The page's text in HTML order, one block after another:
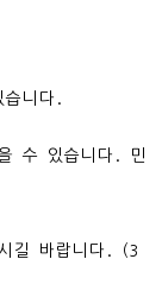
니다.
수 있습니다. 민
길 바랍니다. (3